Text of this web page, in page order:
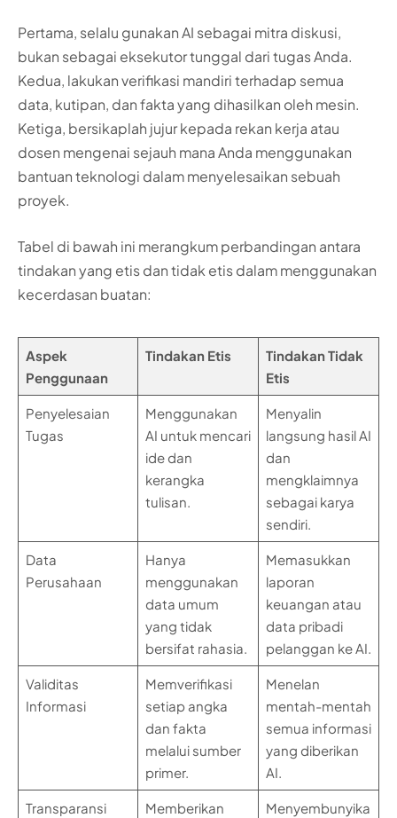
Pertama, selalu gunakan AI sebagai mitra diskusi,
bukan sebagai eksekutor tunggal dari tugas Anda.
Kedua, lakukan verifikasi mandiri terhadap semua
data, kutipan, dan fakta yang dihasilkan oleh mesin.
Ketiga, bersikaplah jujur kepada rekan kerja atau
dosen mengenai sejauh mana Anda menggunakan
bantuan teknologi dalam menyelesaikan sebuah
proyek.
Tabel di bawah ini merangkum perbandingan antara
tindakan yang etis dan tidak etis dalam menggunakan
kecerdasan buatan:
Aspek
Penggunaan
Tindakan Etis
Tindakan Tidak
Etis
Penyelesaian
Tugas
Menggunakan
AI untuk mencari
ide dan
kerangka
tulisan.
Menyalin
langsung hasil AI
dan
mengklaimnya
sebagai karya
sendiri.
Data
Perusahaan
Hanya
menggunakan
data umum
yang tidak
bersifat rahasia.
Memasukkan
laporan
keuangan atau
data pribadi
pelanggan ke AI.
Validitas
Informasi
Memverifikasi
setiap angka
dan fakta
melalui sumber
primer.
Menelan
mentah-mentah
semua informasi
yang diberikan
AI.
Transparansi
Memberikan
Menyembunyika